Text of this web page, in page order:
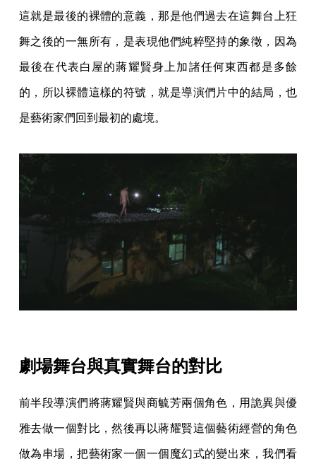
這就是最後的裸體的意義，那是他們過去在這舞台上狂
舞之後的一無所有，是表現他們純粹堅持的象徵，因為
最後在代表白屋的蔣耀賢身上加諸任何東西都是多餘
的，所以裸體這樣的符號，就是導演們片中的結局，也
是藝術家們回到最初的處境。
劇場舞台與真實舞台的對比
前半段導演們將蔣耀賢與商毓芳兩個角色，用詭異與優
雅去做一個對比，然後再以蔣耀賢這個藝術經營的角色
做為串場，把藝術家一個一個魔幻式的變出來，我們看